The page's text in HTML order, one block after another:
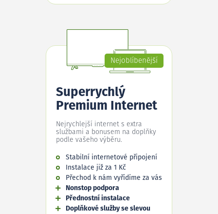
Nejoblíbenější
Superrychlý
Premium Internet
Nejrychlejší internet s extra
službami a bonusem na doplňky
podle vašeho výběru.
Stabilní internetové připojení
Instalace již za 1 Kč
Přechod k nám vyřídíme za vás
Nonstop podpora
Přednostní instalace
Doplňkové služby se slevou